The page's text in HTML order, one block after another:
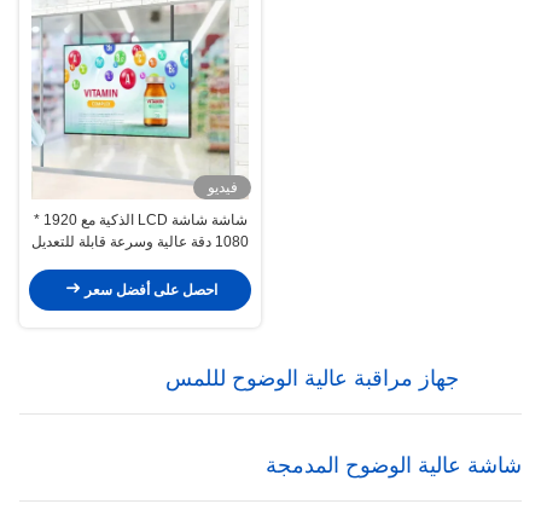
فيديو
شاشة شاشة LCD الذكية مع 1920 *
1080 دقة عالية وسرعة قابلة للتعديل
احصل على أفضل سعر
جهاز مراقبة عالية الوضوح لللمس
الصناعي
شاشة عالية الوضوح المدمجة